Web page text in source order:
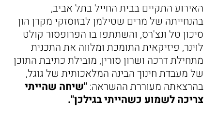
האירוע התקיים בבית החייל בתל אביב,
בהנחייתה של מרים שטילמן לבזוסזקי מקרן הון
סיכון טל ונצ'רס, והשתתפו בו הפרופסור קולט
לוינר, פיזיקאית התומכת ומלווה את התכנית
מתחילת דרכה ושרון סורין, מובילת כתיבת התוכן
של מעבדת חינוך הבינה המלאכותית של גוגל,
בהרצאתה מעוררת ההשראה:"שיחה שהייתי
צריכה לשמוע כשהייתי בגילכן".